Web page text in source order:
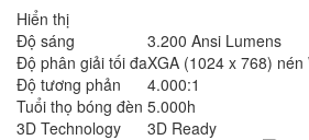
Hiển thị
Độ sáng
3.200 Ansi Lumens
Độ phân giải tối đaXGA (1024 x 768)
Độ tương phản
4.000:1
Tuổi thọ bóng đèn 5.000h
3D Technology
3D Ready